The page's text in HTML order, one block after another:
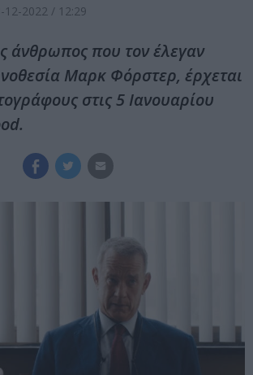
12-2022 / 12:29
άνθρωπος που τον έλεγαν
Μαρκ Φόρστερ, έρχεται
στις 5 Ιανουαρίου